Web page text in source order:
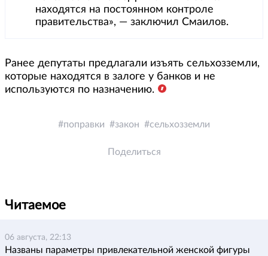
находятся на постоянном контроле
правительства», — заключил Смаилов.
Ранее депутаты предлагали изъять сельхозземли,
которые находятся в залоге у банков и не
используются по назначению.
поправки закон сельхозземли
Поделиться
Читаемое
06 августа, 22:13
Названы параметры привлекательной женской фигуры